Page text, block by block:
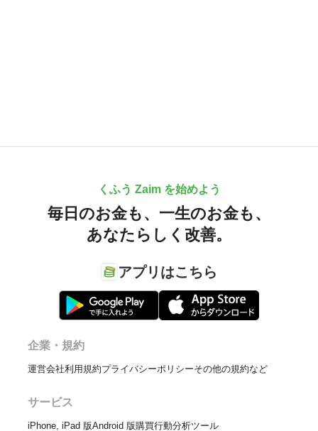
くふう Zaim を始めよう
毎日のお金も、 一生のお金も、
あなたらしく改善。
アプリはこちら
企業・規約
運営会社利用規約プライバシーポリシーその他の規約など
サービス
iPhone, iPad 版Android 版購買行動分析ツール